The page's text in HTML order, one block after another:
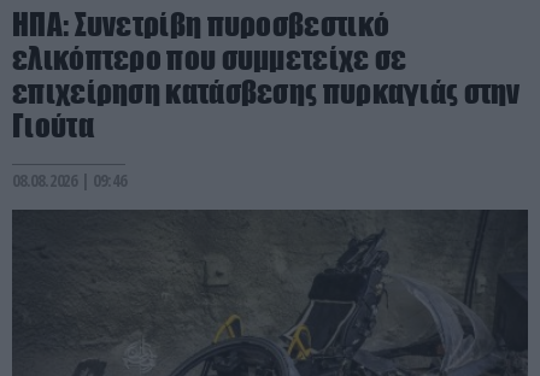
ΗΠΑ: Συνετρίβη πυροσβεστικό
ελικόπτερο που συμμετείχε σε
επιχείρηση κατάσβεσης πυρκαγιάς στην
Γιούτα
08.08.2026 | 09:46